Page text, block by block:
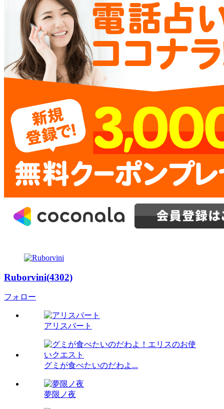
Ruborvini(4302)
フォロー
アリスバート
グミが食べたいのだわよ...
夢限ノ夜